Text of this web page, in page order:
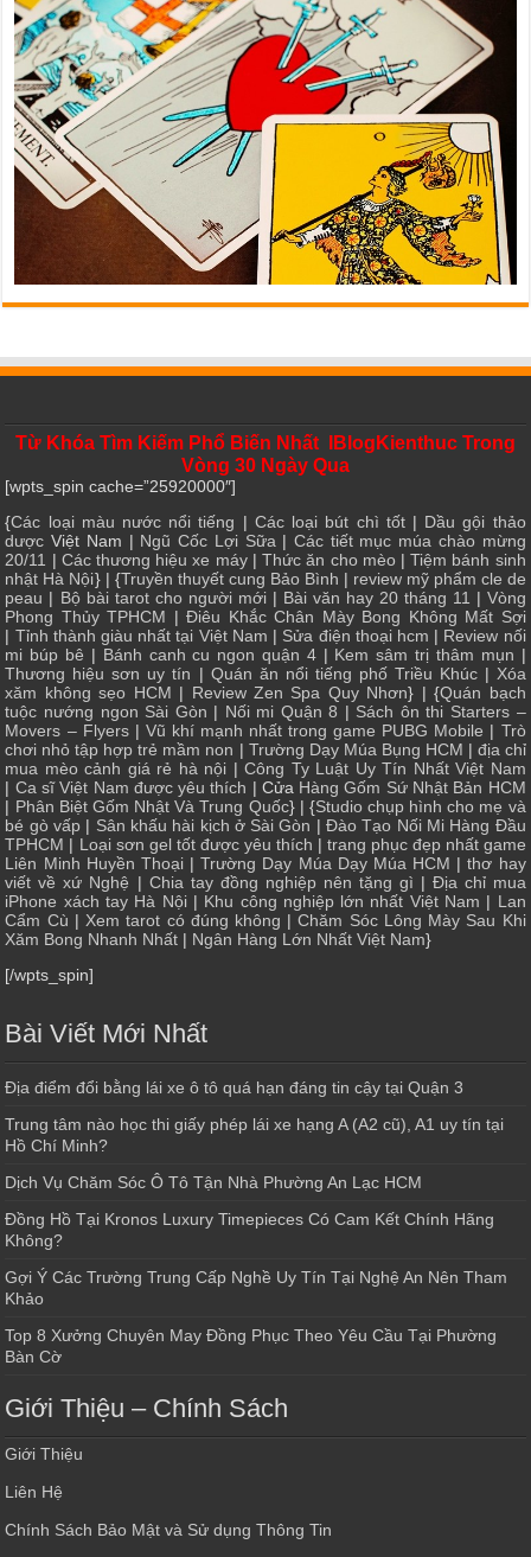
Từ Khóa Tìm Kiếm Phổ Biến Nhất IBlogKienthuc Trong
Vòng 30 Ngày Qua
[wpts_spin cache=”25920000″]
{Các loại màu nước nổi tiếng | Các loại bút chì tốt| Dầu gội thảo
dược Việt Nam | Ngũ Cốc Lợi Sữa| Các tiết mục múa chào mừng
20/11 | Các thương hiệu xe máy|Thức ăn cho mèo|Tiệm bánh sinh
nhật Hà Nội} | {Truyền thuyết cung Bảo Bình | review mỹ phẩm cle de
peau | Bộ bài tarot cho người mới| Bài văn hay 20 tháng 11 | Vòng
Phong Thủy TPHCM |Điêu Khắc Chân Mày Bong Không Mất Sợi
| Tỉnh thành giàu nhất tại Việt Nam | Sửa điện thoại hcm | Review nối
mi búp bê | Bánh canh cu ngon quận 4| Kem sâm trị thâm mụn |
Thương hiệu sơn uy tín | Quán ăn nổi tiếng phố Triều Khúc| Xóa
xăm không sẹo HCM | Review Zen Spa Quy Nhơn} | {Quán bạch
tuộc nướng ngon Sài Gòn | Nối mi Quận 8 | Sách ôn thi Starters –
Movers – Flyers| Vũ khí mạnh nhất trong game PUBG Mobile | Trò
chơi nhỏ tập hợp trẻ mầm non | Trường Dạy Múa Bụng HCM | địa chỉ
mua mèo cảnh giá rẻ hà nội |Công Ty Luật Uy Tín Nhất Việt Nam
| Ca sĩ Việt Nam được yêu thích | Cửa Hàng Gốm Sứ Nhật Bản HCM
| Phân Biệt Gốm Nhật Và Trung Quốc} | {Studio chụp hình cho mẹ và
bé gò vấp | Sân khấu hài kịch ở Sài Gòn |Đào Tạo Nối Mi Hàng Đầu
TPHCM | Loại sơn gel tốt được yêu thích | trang phục đẹp nhất game
Liên Minh Huyền Thoại|Trường Dạy Múa Dạy Múa HCM |thơ hay
viết về xứ Nghệ | Chia tay đồng nghiệp nên tặng gì | Địa chỉ mua
iPhone xách tay Hà Nội| Khu công nghiệp lớn nhất Việt Nam | Lan
Cẩm Cù |Xem tarot có đúng không |Chăm Sóc Lông Mày Sau Khi
Xăm Bong Nhanh Nhất | Ngân Hàng Lớn Nhất Việt Nam}
[/wpts_spin]
Bài Viết Mới Nhất
Địa điểm đổi bằng lái xe ô tô quá hạn đáng tin cậy tại Quận 3
Trung tâm nào học thi giấy phép lái xe hạng A (A2 cũ), A1 uy tín tại
Hồ Chí Minh?
Dịch Vụ Chăm Sóc Ô Tô Tận Nhà Phường An Lạc HCM
Đồng Hồ Tại Kronos Luxury Timepieces Có Cam Kết Chính Hãng
Không?
Gợi Ý Các Trường Trung Cấp Nghề Uy Tín Tại Nghệ An Nên Tham
Khảo
Top 8 Xưởng Chuyên May Đồng Phục Theo Yêu Cầu Tại Phường
Bàn Cờ
Giới Thiệu – Chính Sách
Giới Thiệu
Liên Hệ
Chính Sách Bảo Mật và Sử dụng Thông Tin